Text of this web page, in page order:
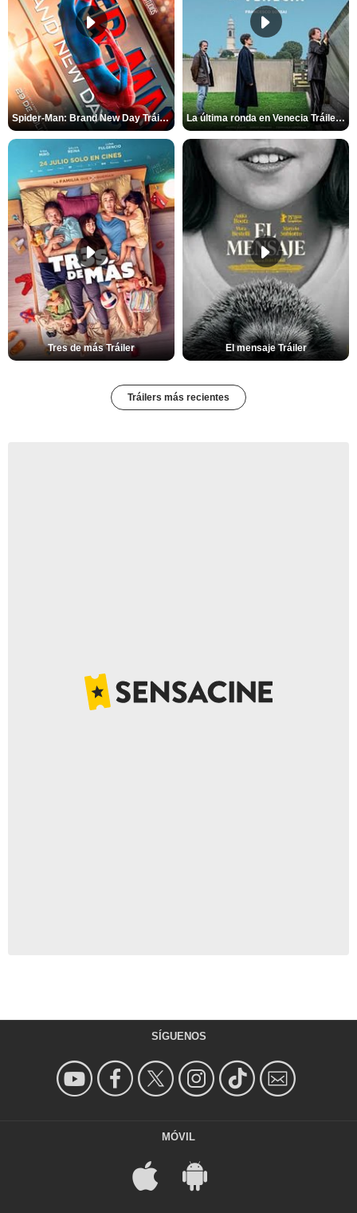
Spider-Man: Brand New Day Tráiler (3) La última ronda en Venecia Tráiler VOSE
Tres de más Tráiler El mensaje Tráiler
Tráilers más recientes
SÍGUENOS
MÓVIL